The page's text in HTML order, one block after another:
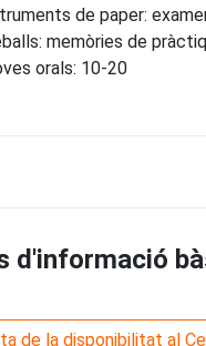
de paper:
memòries de
orals: 10-20
d'informació
de la disponibilitat al